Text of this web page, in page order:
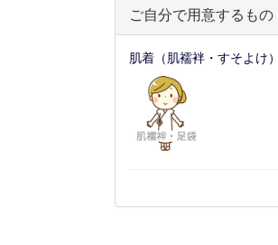
ご自分で用意するもの
肌着（肌襦袢・すそよけ